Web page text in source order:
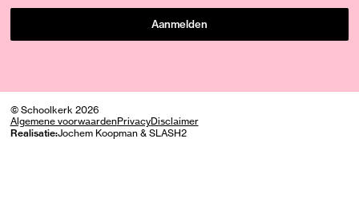
Aanmelden
© Schoolkerk 2026
Algemene voorwaardenPrivacyDisclaimer
Realisatie:Jochem Koopman& SLASH2